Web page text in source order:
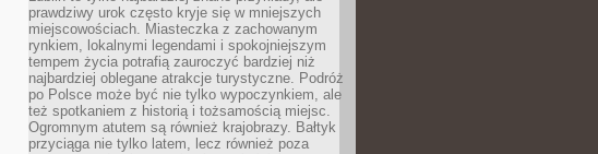
prawdziwy urok często kryje się w mniejszych
miejscowościach. Miasteczka z zachowanym
rynkiem, lokalnymi legendami i spokojniejszym
tempem życia potrafią zauroczyć bardziej niż
najbardziej oblegane atrakcje turystyczne. Podróż
po Polsce może być nie tylko wypoczynkiem, ale
też spotkaniem z historią i tożsamością miejsc.
Ogromnym atutem są również krajobrazy. Bałtyk
przyciąga nie tylko latem, lecz również poza